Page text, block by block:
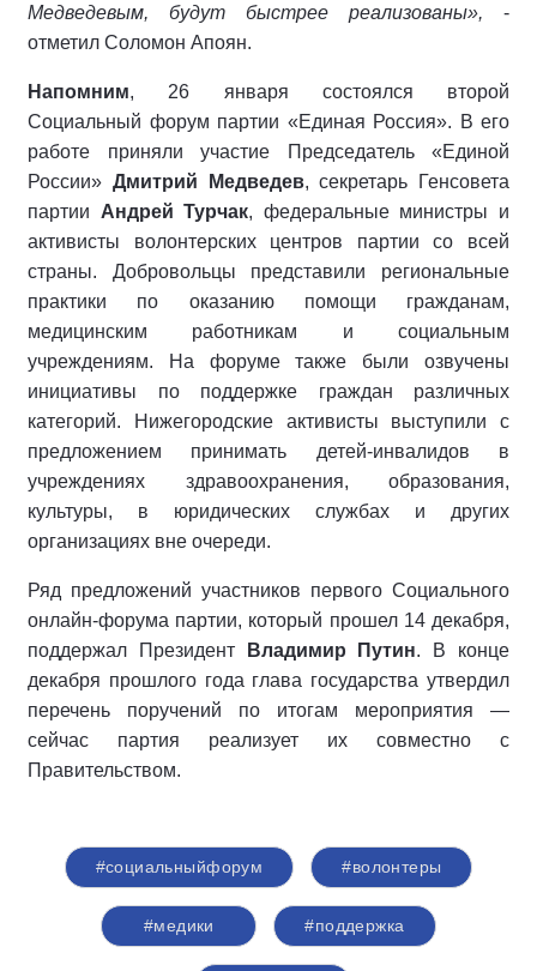
Медведевым, будут быстрее реализованы», -
отметил Соломон Апоян.
Напомним, 26 января состоялся второй
Социальный форум партии «Единая Россия». В его
работе приняли участие Председатель «Единой
России» Дмитрий Медведев, секретарь Генсовета
партии Андрей Турчак, федеральные министры и
активисты волонтерских центров партии со всей
страны. Добровольцы представили региональные
практики по оказанию помощи гражданам,
медицинским работникам и социальным
учреждениям. На форуме также были озвучены
инициативы по поддержке граждан различных
категорий. Нижегородские активисты выступили с
предложением принимать детей-инвалидов в
учреждениях здравоохранения, образования,
культуры, в юридических службах и других
организациях вне очереди.
Ряд предложений участников первого Социального
онлайн-форума партии, который прошел 14 декабря,
поддержал ПрезидентВладимир Путин. В конце
декабря прошлого года глава государства утвердил
перечень поручений по итогам мероприятия —
сейчас партия реализует их совместно с
Правительством.
#социальныйфорум #волонтеры
#медики #поддержка